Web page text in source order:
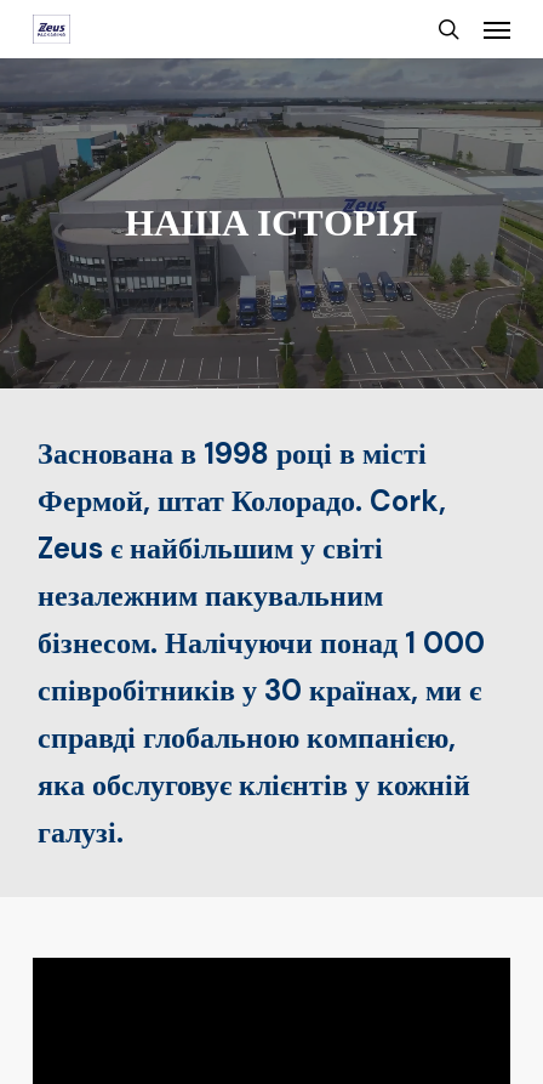
Skip
to
main
content
search
Menu
НАША ІСТОРІЯ
Заснована в 1998 році в місті
Фермой, штат Колорадо. Cork,
Zeus є найбільшим у світі
незалежним пакувальним
бізнесом. Налічуючи понад 1 000
співробітників у 30 країнах, ми є
справді глобальною компанією,
яка обслуговує клієнтів у кожній
галузі.